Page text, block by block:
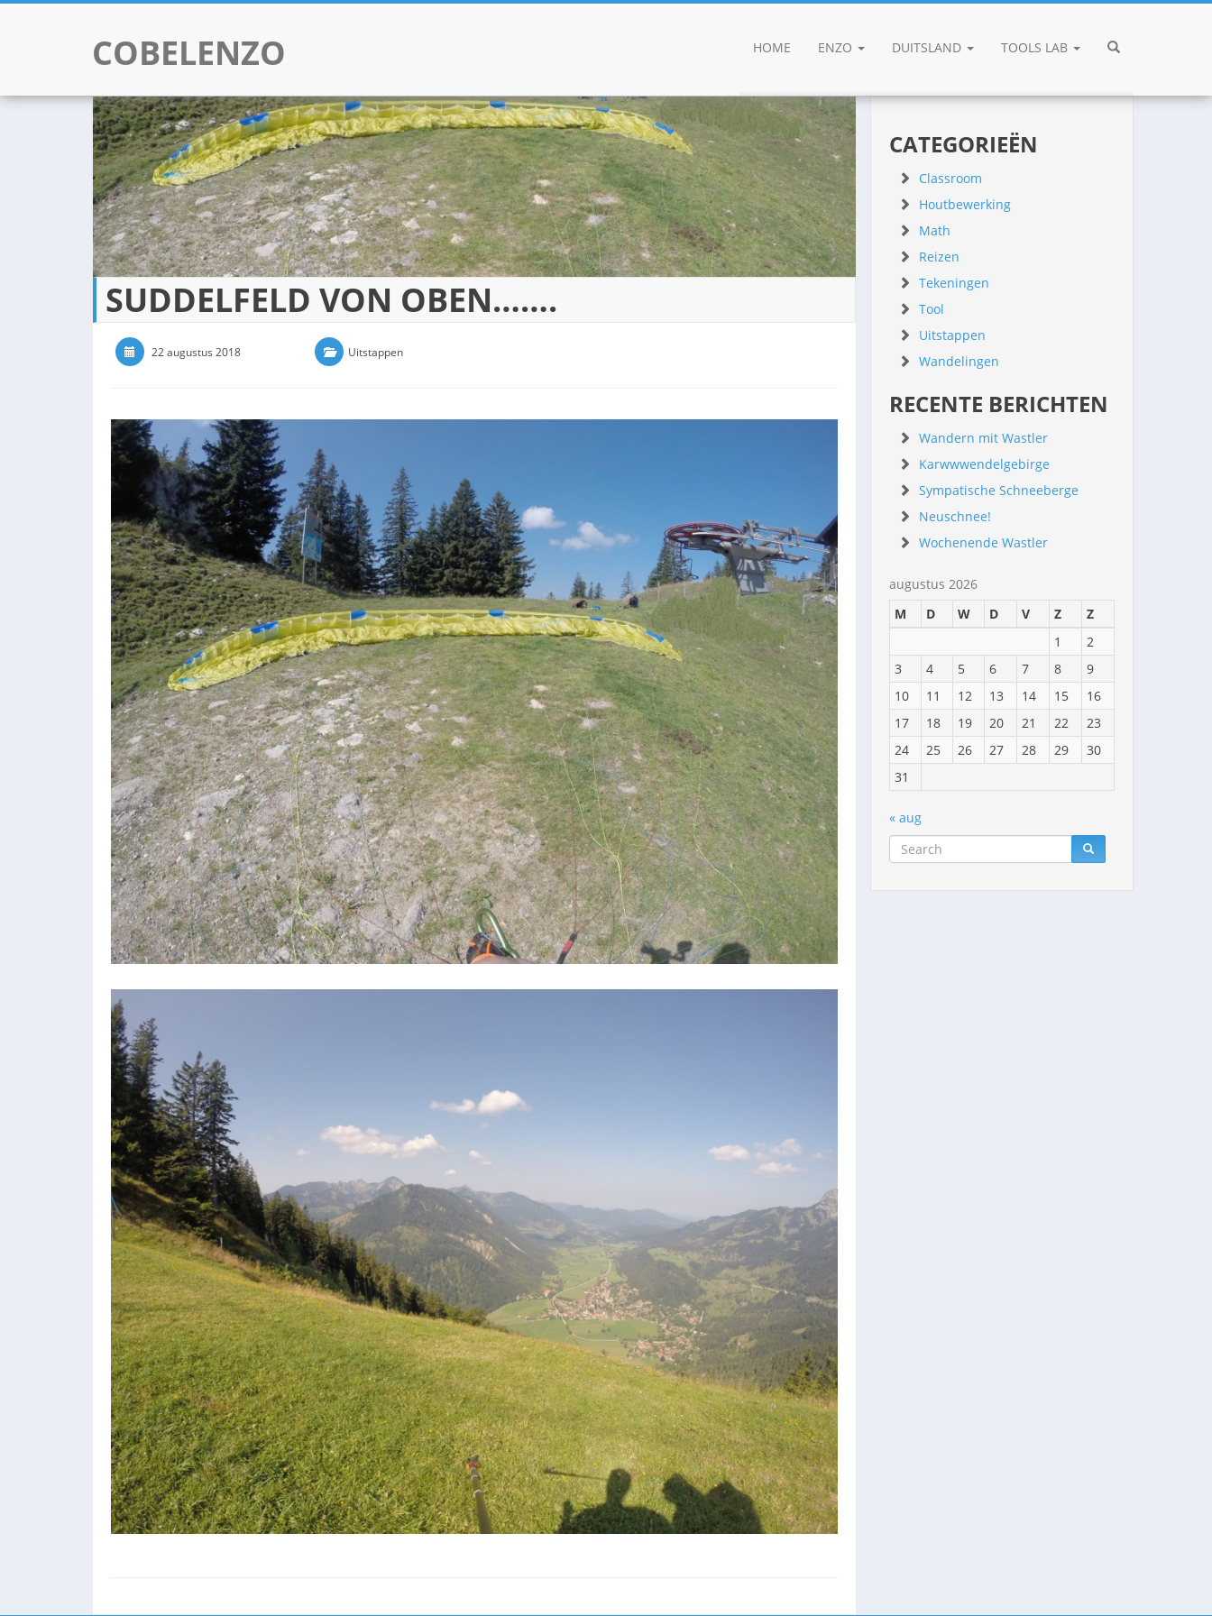
COBELENZO HOME ENZO DUITSLAND TOOLS LAB
Skip to content
SUDDELFELD VON OBEN…….
22 augustus 2018 Uitstappen
CATEGORIEËN
Classroom
Houtbewerking
Math
Reizen
Tekeningen
Tool
Uitstappen
Wandelingen
RECENTE BERICHTEN
Wandern mit Wastler
Karwwwendelgebirge
Sympatische Schneeberge
Neuschnee!
Wochenende Wastler
augustus 2026
M
D W D V Z
Z
1
2
3
4 5 6 7 8
9
10
11 12 13 14 15
16
17
18 19 20 21 22
23
24
25 26 27 28 29
30
31
« aug